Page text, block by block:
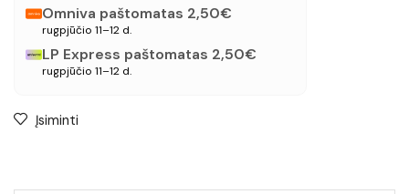
Omniva paštomatas 2,50€
rugpjūčio 11–12 d.
LP Express paštomatas 2,50€
rugpjūčio 11–12 d.
Įsiminti